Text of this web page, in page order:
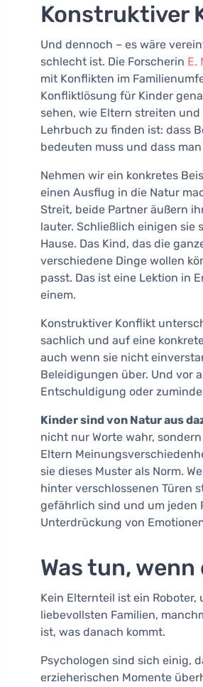
Konstruktiver
Und dennoch – es wäre
schlecht ist. Die Forscherin E.
mit Konflikten im
Konfliktlösung für Kinder
sehen, wie Eltern streiten
Lehrbuch zu finden ist: dass
bedeuten muss und dass
Nehmen wir ein konkretes
einen Ausflug in die Natur
Streit, beide Partner äußern
lauter. Schließlich einigen sie
Hause. Das Kind, das die
verschiedene Dinge wollen
passt. Das ist eine Lektion in
einem.
Konstruktiver Konflikt
sachlich und auf eine
auch wenn sie nicht
Beleidigungen über. Und vor
Entschuldigung oder
Kinder sind von Natur aus
nicht nur Worte wahr,
Eltern
sie dieses Muster als Norm.
hinter verschlossenen Türen
gefährlich sind und um jeden
Unterdrückung von
Was tun,
Kein Elternteil ist ein
liebevollsten Familien,
ist, was danach kommt.
Psychologen sind sich einig,
erzieherischen Momente